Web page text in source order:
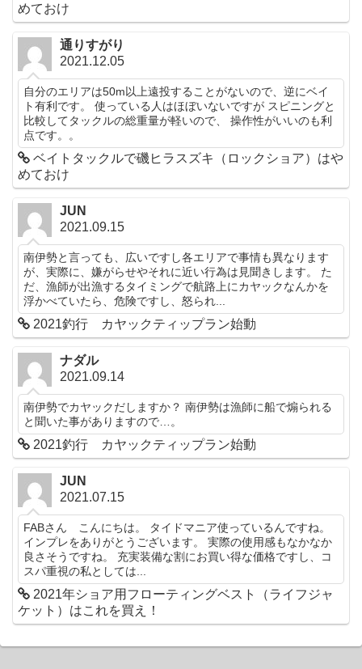
めておけ
通りすがり
2021.12.05
自分のエリアは50m以上遠投することがないので、逆にベイ
ト有利です。 使っている人はほぼいないですが スピニングと
比較してタックルの総重量が軽いので、 操作性がいいのも利
点です。。
ベイトタックルで磯ヒラスズキ（ロックショア）はや
めておけ
JUN
2021.09.15
南伊勢と言っても、広いですし各エリアで事情も異なります
が、実際に、嫌がらせやそれに近い行為は見聞きします。 た
だ、漁師が出漁するタイミングで航路上にカヤックなんかを
浮かべていたら、危険ですし、怒られ...
2021釣行 カヤックティップラン始動
ナダル
2021.09.14
南伊勢でカヤックだしますか？ 南伊勢は漁師に船で煽られる
と聞いた事がありますので…。
2021釣行 カヤックティップラン始動
JUN
2021.07.15
FABさん こんにちは。 タイドマニア使っているんですね。
インプレをありがとうございます。 実際の使用感もなかなか
良さそうですね。 充実装備な割にお買い得な価格ですし、コ
スパ重視の私としては...
2021年ショア用フローティングベスト（ライフジャ
ケット）はこれを買え！